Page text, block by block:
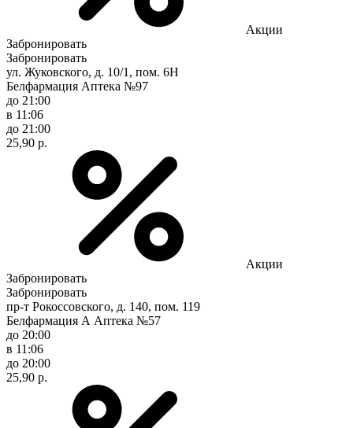
Акции
Забронировать
Забронировать
ул. Жуковского, д. 10/1, пом. 6Н
Белфармация Аптека №97
до 21:00
в 11:06
до 21:00
25,90 р.
Акции
Забронировать
Забронировать
пр-т Рокоссовского, д. 140, пом. 119
Белфармация А Аптека №57
до 20:00
в 11:06
до 20:00
25,90 р.